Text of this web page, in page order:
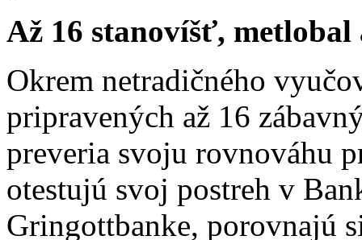
Až 16 stanovíšť, metlobal
Okrem netradičného
pripravených až 16
preveria svoju rovnováhu
otestujú svoj postreh v
Gringottbanke, porovnajú